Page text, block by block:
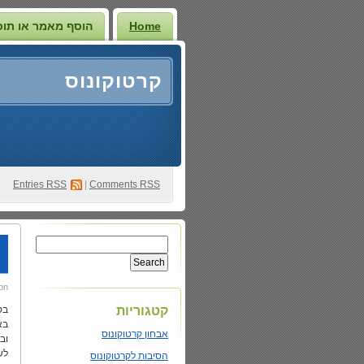
Home הוסף מאמר או
קרטוקונוס
Entries RSS Comments RSS
קטגוריות
אבחון קרטוקונוס
הסיבות לקרטוקונוס